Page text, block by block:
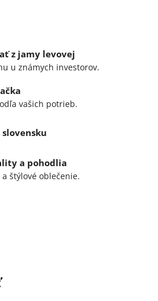
z jamy levovej
u známych investorov.
vašich potrieb.
a pohodlia
a štýlové oblečenie.